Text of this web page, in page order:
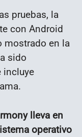
pruebas, la
con Android
mostrado en la
sido
incluye
lleva en
operativo